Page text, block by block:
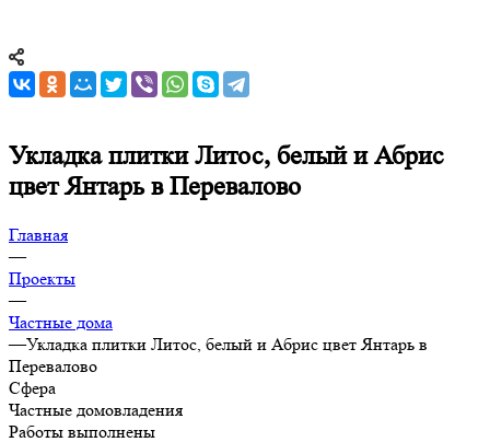
Укладка плитки Литос, белый и Абрис
цвет Янтарь в Перевалово
Главная
—
Проекты
—
Частные дома
—Укладка плитки Литос, белый и Абрис цвет Янтарь в
Перевалово
Сфера
Частные домовладения
Работы выполнены